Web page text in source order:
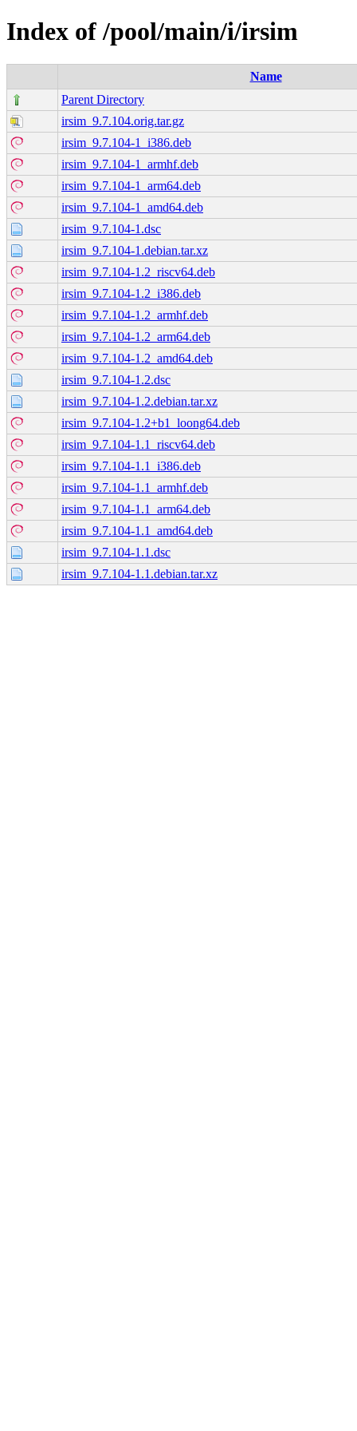
Index of /pool/main/i/irsim
Name
Parent Directory
irsim_9.7.104.orig.tar.gz
irsim_9.7.104-1_i386.deb
irsim_9.7.104-1_armhf.deb
irsim_9.7.104-1_arm64.deb
irsim_9.7.104-1_amd64.deb
irsim_9.7.104-1.dsc
irsim_9.7.104-1.debian.tar.xz
irsim_9.7.104-1.2_riscv64.deb
irsim_9.7.104-1.2_i386.deb
irsim_9.7.104-1.2_armhf.deb
irsim_9.7.104-1.2_arm64.deb
irsim_9.7.104-1.2_amd64.deb
irsim_9.7.104-1.2.dsc
irsim_9.7.104-1.2.debian.tar.xz
irsim_9.7.104-1.2+b1_loong64.deb
irsim_9.7.104-1.1_riscv64.deb
irsim_9.7.104-1.1_i386.deb
irsim_9.7.104-1.1_armhf.deb
irsim_9.7.104-1.1_arm64.deb
irsim_9.7.104-1.1_amd64.deb
irsim_9.7.104-1.1.dsc
irsim_9.7.104-1.1.debian.tar.xz